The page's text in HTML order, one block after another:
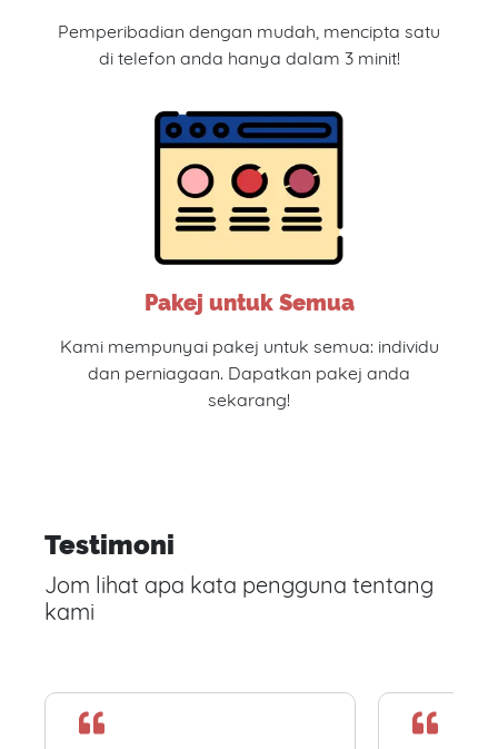
Pemperibadian dengan mudah, mencipta satu
di telefon anda hanya dalam 3 minit!
Pakej untuk Semua
Kami mempunyai pakej untuk semua: individu
dan perniagaan. Dapatkan pakej anda
sekarang!
Testimoni
Jom lihat apa kata pengguna tentang
kami